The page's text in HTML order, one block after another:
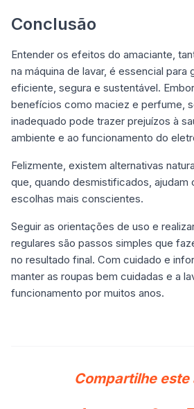
Conclusão
Entender os efeitos do amaciante,
na máquina de lavar, é essencial para
eficiente, segura e sustentável.
benefícios como maciez e perfume,
inadequado pode trazer prejuízos à
ambiente e ao funcionamento do
Felizmente, existem alternativas
que, quando desmistificados, ajudam
escolhas mais conscientes.
Seguir as orientações de uso e
regulares são passos simples que
no resultado final. Com cuidado e
manter as roupas bem cuidadas e a
funcionamento por muitos anos.
Compartilhe